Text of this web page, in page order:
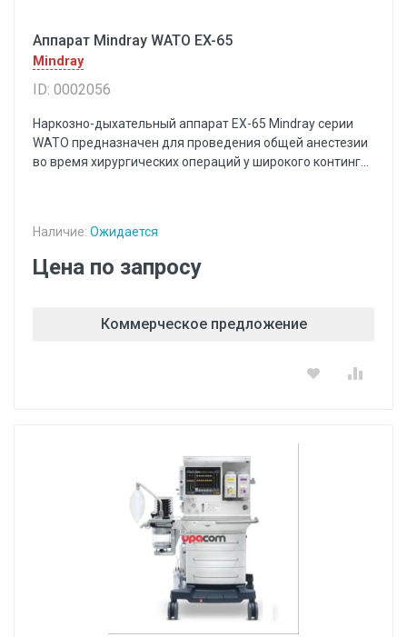
Аппарат Mindray WATO EX-65
Mindray
ID: 0002056
Наркозно-дыхательный аппарат EX-65 Mindray серии
WATO предназначен для проведения общей анестезии
во время хирургических операций у широкого континг...
Наличие: Ожидается
Цена по запросу
Коммерческое предложение